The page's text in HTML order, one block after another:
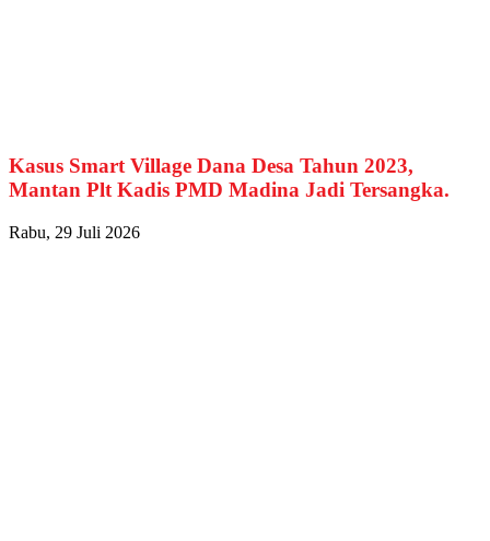
Kasus Smart Village Dana Desa Tahun 2023,
Mantan Plt Kadis PMD Madina Jadi Tersangka.
Rabu, 29 Juli 2026